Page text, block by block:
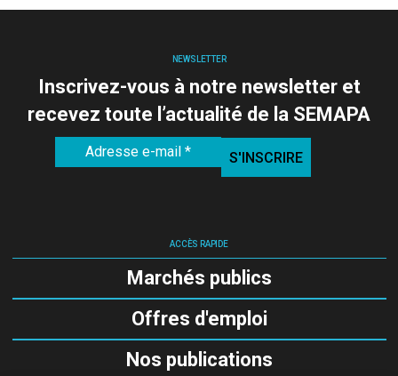
publications
NEWSLETTER
Inscrivez-vous à notre newsletter et
recevez toute l’actualité de la SEMAPA
ACCÈS RAPIDE
Marchés publics
Offres d'emploi
Nos publications